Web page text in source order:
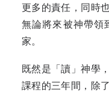
更多的責任，同時
無論將來被神帶領
家。
既然是「讀」神學
課程的三年間，除